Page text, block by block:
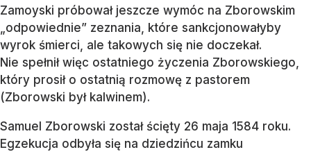
Zamoyski próbował jeszcze wymóc na Zborowskim
„odpowiednie” zeznania, które sankcjonowałyby
wyrok śmierci, ale takowych się nie doczekał.
Nie spełnił więc ostatniego życzenia Zborowskiego,
który prosił o ostatnią rozmowę z pastorem
(Zborowski był kalwinem).
Samuel Zborowski został ścięty 26 maja 1584 roku.
Egzekucja odbyła się na dziedzińcu zamku